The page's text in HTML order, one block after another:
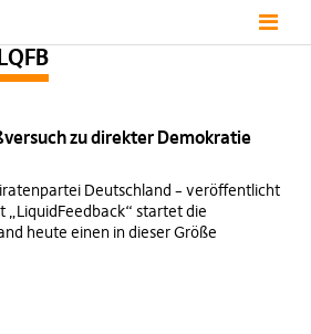
zu direkter Demokratie
Deutschland – veröffentlicht
„LiquidFeedback“ startet die
heute einen in dieser Größe